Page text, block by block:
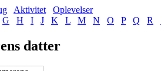
Aktivitet
Oplevelser
G H I J K L M N O P Q R
datter